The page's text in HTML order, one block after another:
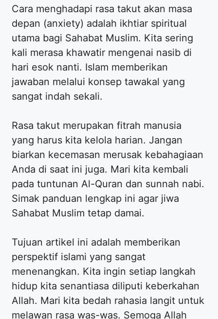
Cara menghadapi rasa takut akan masa
depan (anxiety) adalah ikhtiar spiritual
utama bagi Sahabat Muslim. Kita sering
kali merasa khawatir mengenai nasib di
hari esok nanti. Islam memberikan
jawaban melalui konsep tawakal yang
sangat indah sekali.
Rasa takut merupakan fitrah manusia
yang harus kita kelola harian. Jangan
biarkan kecemasan merusak kebahagiaan
Anda di saat ini juga. Mari kita kembali
pada tuntunan Al-Quran dan sunnah nabi.
Simak panduan lengkap ini agar jiwa
Sahabat Muslim tetap damai.
Tujuan artikel ini adalah memberikan
perspektif islami yang sangat
menenangkan. Kita ingin setiap langkah
hidup kita senantiasa diliputi keberkahan
Allah. Mari kita bedah rahasia langit untuk
melawan rasa was-was. Semoga Allah